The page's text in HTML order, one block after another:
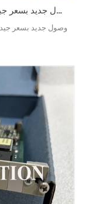
ABB 87TS01K-E GJR2368900R1510 وصول جديد بسعر جيد